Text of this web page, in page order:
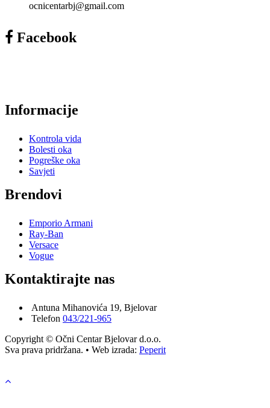
ocnicentarbj@gmail.com
Facebook
Informacije
Kontrola vida
Bolesti oka
Pogreške oka
Savjeti
Brendovi
Emporio Armani
Ray-Ban
Versace
Vogue
Kontaktirajte nas
Antuna Mihanovića 19, Bjelovar
Telefon 043/221-965
Copyright © Očni Centar Bjelovar d.o.o.
Sva prava pridržana. • Web izrada: Peperit